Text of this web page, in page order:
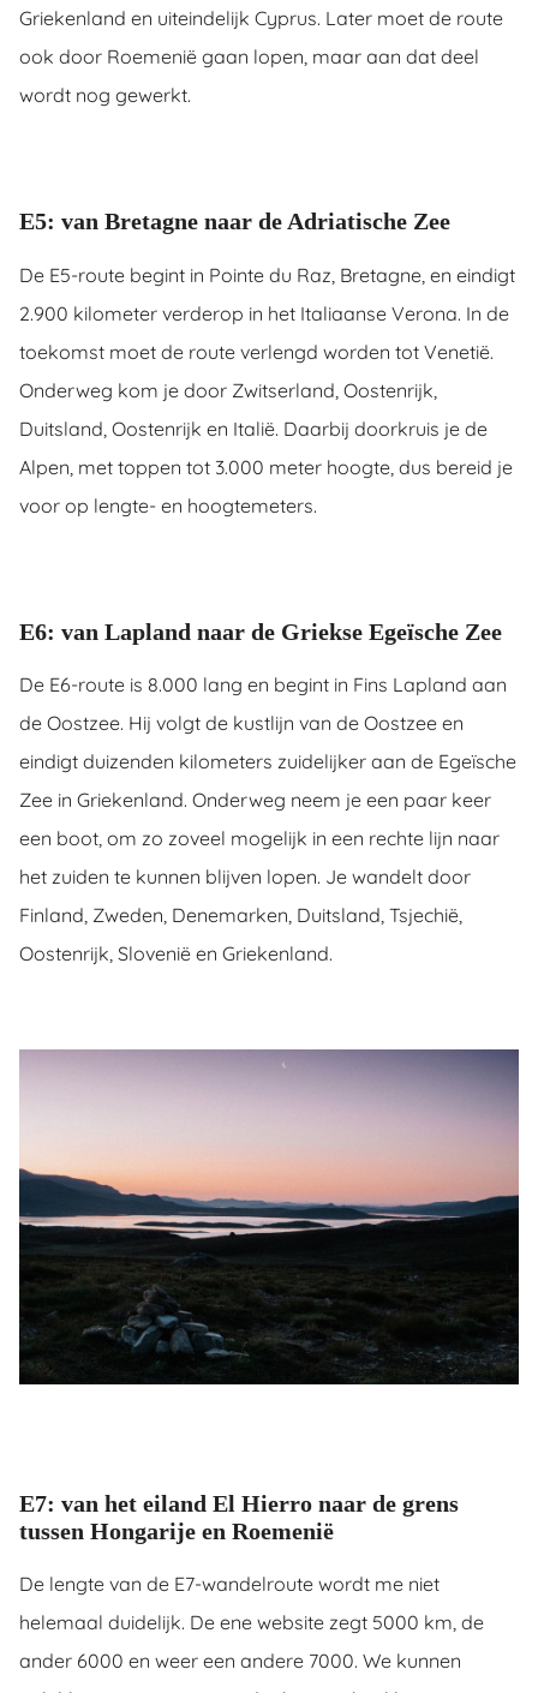
Griekenland en uiteindelijk Cyprus. Later moet de route
ook door Roemenië gaan lopen, maar aan dat deel
wordt nog gewerkt.
E5: van Bretagne naar de Adriatische Zee
De E5-route begint in Pointe du Raz, Bretagne, en eindigt
2.900 kilometer verderop in het Italiaanse Verona. In de
toekomst moet de route verlengd worden tot Venetië.
Onderweg kom je door Zwitserland, Oostenrijk,
Duitsland, Oostenrijk en Italië. Daarbij doorkruis je de
Alpen, met toppen tot 3.000 meter hoogte, dus bereid je
voor op lengte- en hoogtemeters.
E6: van Lapland naar de Griekse Egeïsche Zee
De E6-route is 8.000 lang en begint in Fins Lapland aan
de Oostzee. Hij volgt de kustlijn van de Oostzee en
eindigt duizenden kilometers zuidelijker aan de Egeïsche
Zee in Griekenland. Onderweg neem je een paar keer
een boot, om zo zoveel mogelijk in een rechte lijn naar
het zuiden te kunnen blijven lopen. Je wandelt door
Finland, Zweden, Denemarken, Duitsland, Tsjechië,
Oostenrijk, Slovenië en Griekenland.
E7: van het eiland El Hierro naar de grens
tussen Hongarije en Roemenië
De lengte van de E7-wandelroute wordt me niet
helemaal duidelijk. De ene website zegt 5000 km, de
ander 6000 en weer een andere 7000. We kunnen